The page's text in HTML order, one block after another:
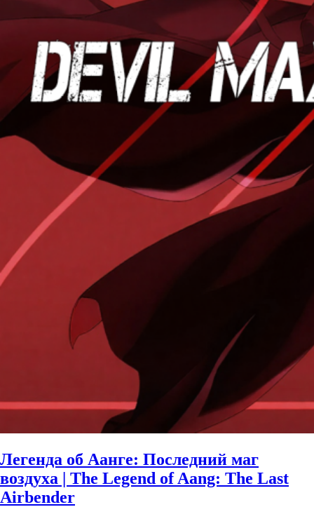
Легенда об Аанге: Последний маг
воздуха | The Legend of Aang: The Last
Airbender